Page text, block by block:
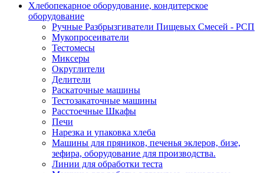
Хлебопекарное оборудование, кондитерское
оборудование
Ручные Разбрызгиватели Пищевых Смесей - РСП
Мукопросеиватели
Тестомесы
Миксеры
Округлители
Делители
Раскаточные машины
Тестозакаточные машины
Расстоечные Шкафы
Печи
Нарезка и упаковка хлеба
Машины для пряников, печенья эклеров, бизе,
зефира, оборудование для производства.
Линии для обработки теста